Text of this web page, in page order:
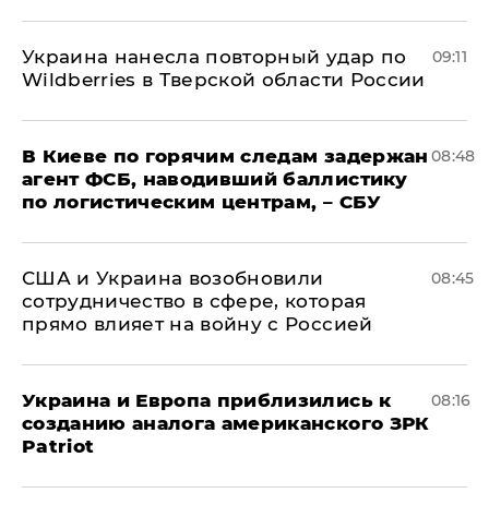
Украина нанесла повторный удар по
Wildberries в Тверской области России
09:11
В Киеве по горячим следам задержан
агент ФСБ, наводивший баллистику
по логистическим центрам, – СБУ
08:48
США и Украина возобновили
сотрудничество в сфере, которая
прямо влияет на войну с Россией
08:45
Украина и Европа приблизились к
созданию аналога американского ЗРК
Patriot
08:16